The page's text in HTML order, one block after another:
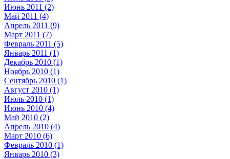
Июнь 2011 (2)
Май 2011 (4)
Апрель 2011 (9)
Март 2011 (7)
Февраль 2011 (5)
Январь 2011 (1)
Декабрь 2010 (1)
Ноябрь 2010 (1)
Сентябрь 2010 (1)
Август 2010 (1)
Июль 2010 (1)
Июнь 2010 (4)
Май 2010 (2)
Апрель 2010 (4)
Март 2010 (6)
Февраль 2010 (1)
Январь 2010 (3)